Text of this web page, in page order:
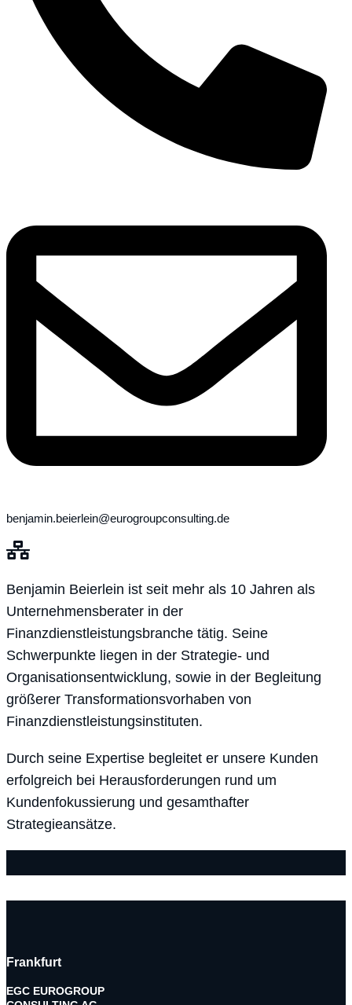
benjamin.beierlein@eurogroupconsulting.de
Benjamin Beierlein ist seit mehr als 10 Jahren als
Unternehmensberater in der
Finanzdienstleistungsbranche tätig. Seine
Schwerpunkte liegen in der Strategie- und
Organisationsentwicklung, sowie in der Begleitung
größerer Transformationsvorhaben von
Finanzdienstleistungsinstituten.
Durch seine Expertise begleitet er unsere Kunden
erfolgreich bei Herausforderungen rund um
Kundenfokussierung und gesamthafter
Strategieansätze.
Frankfurt
EGC EUROGROUP